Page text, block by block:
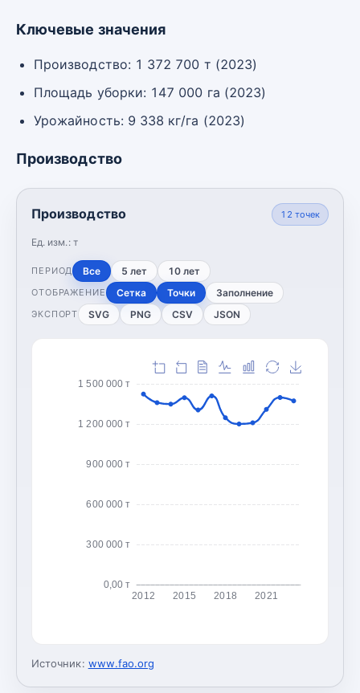
Ключевые значения
Производство: 1 372 700 т (2023)
Площадь уборки: 147 000 га (2023)
Урожайность: 9 338 кг/га (2023)
Производство
Производство
Ед. изм.: т
12 точек
ПЕРИОД Все 5 лет 10 лет
ОТОБРАЖЕНИЕ Сетка Точки Заполнение
ЭКСПОРТ SVG PNG CSV JSON
0,00 т
300 000 т
600 000 т
900 000 т
1 200 000 т
1 500 000 т
2012 2015 2018 2021
Источник: www.fao.org